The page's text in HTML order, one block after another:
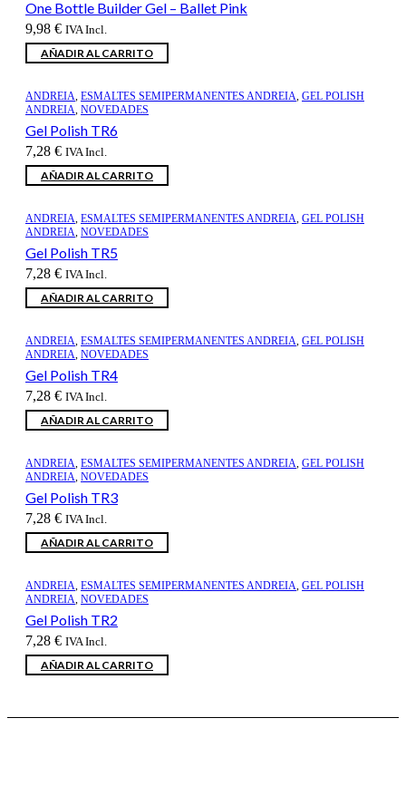
One Bottle Builder Gel – Ballet Pink
9,98 € IVA Incl.
AÑADIR AL CARRITO
ANDREIA, ESMALTES SEMIPERMANENTES ANDREIA, GEL POLISH
ANDREIA, NOVEDADES
Gel Polish TR6
7,28 € IVA Incl.
AÑADIR AL CARRITO
ANDREIA, ESMALTES SEMIPERMANENTES ANDREIA, GEL POLISH
ANDREIA, NOVEDADES
Gel Polish TR5
7,28 € IVA Incl.
AÑADIR AL CARRITO
ANDREIA, ESMALTES SEMIPERMANENTES ANDREIA, GEL POLISH
ANDREIA, NOVEDADES
Gel Polish TR4
7,28 € IVA Incl.
AÑADIR AL CARRITO
ANDREIA, ESMALTES SEMIPERMANENTES ANDREIA, GEL POLISH
ANDREIA, NOVEDADES
Gel Polish TR3
7,28 € IVA Incl.
AÑADIR AL CARRITO
ANDREIA, ESMALTES SEMIPERMANENTES ANDREIA, GEL POLISH
ANDREIA, NOVEDADES
Gel Polish TR2
7,28 € IVA Incl.
AÑADIR AL CARRITO